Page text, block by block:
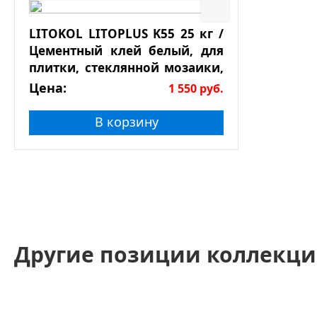
LITOKOL LITOPLUS K55 25 кг /
Цементный клей белый, для
плитки, стеклянной мозаики,
натурального камня
Цена: 1 550 руб.
В корзину
Другие позиции